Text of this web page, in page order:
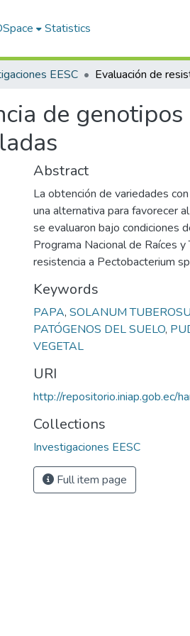
Statistics
EESC
de
Abstract
La obtención de variedades
una alternativa para favorecer
se evaluaron bajo condiciones
Programa Nacional de Raíces
resistencia a Pectobacterium
Keywords
PAPA, SOLANUM
PATÓGENOS DEL SUELO,
VEGETAL
URI
http://repositorio.iniap.gob.ec/
Collections
Investigaciones EESC
Full item page